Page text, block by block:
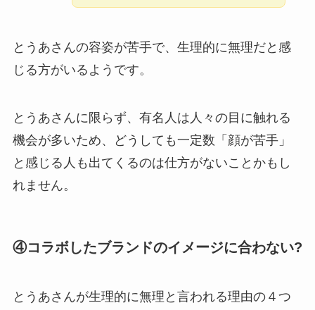
とうあさんの容姿が苦手で、生理的に無理だと感
じる方がいるようです。
とうあさんに限らず、有名人は人々の目に触れる
機会が多いため、どうしても一定数「顔が苦手」
と感じる人も出てくるのは仕方がないことかもし
れません。
④コラボしたブランドのイメージに合わない?
とうあさんが生理的に無理と言われる理由の４つ